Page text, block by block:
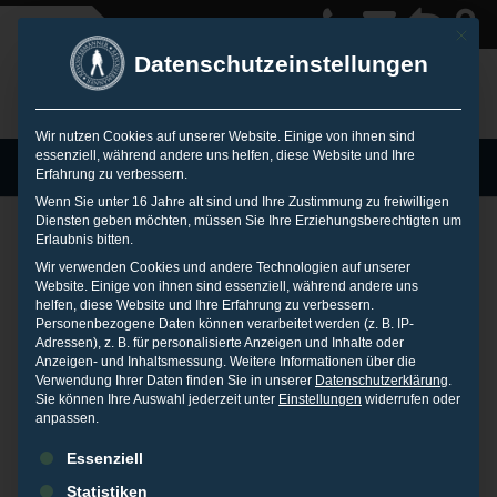
MENU
Beiträge mit Tag ‘URL-Hijacking’
Zweifelhafter Ruf
Mit
Datenschutzeinstellungen
Wir nutzen Cookies auf unserer Website. Einige von ihnen sind
essenziell, während andere uns helfen, diese Website und Ihre
Erfahrung zu verbessern.
Wenn Sie unter 16 Jahre alt sind und Ihre Zustimmung zu freiwilligen
Diensten geben möchten, müssen Sie Ihre Erziehungsberechtigten um
Erlaubnis bitten.
Wir verwenden Cookies und andere Technologien auf unserer
Website. Einige von ihnen sind essenziell, während andere uns
helfen, diese Website und Ihre Erfahrung zu verbessern.
Personenbezogene Daten können verarbeitet werden (z. B. IP-
Adressen), z. B. für personalisierte Anzeigen und Inhalte oder
Anzeigen- und Inhaltsmessung. Weitere Informationen über die
Verwendung Ihrer Daten finden Sie in unserer Datenschutzerklärung.
Sie können Ihre Auswahl jederzeit unter Einstellungen widerrufen oder
anpassen.
Es folgt eine Liste der Service-Gruppen, für die eine
Essenziell
Statistiken